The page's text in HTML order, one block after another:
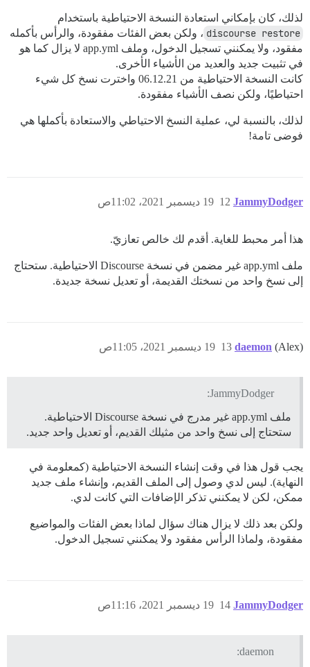
لذلك، كان بإمكاني استعادة النسخة الاحتياطية باستخدام
discourse restore ، ولكن بعض الفئات مفقودة، والرأس بأكمله
مفقود، ولا يمكنني تسجيل الدخول، وملف app.yml لا يزال كما هو
في تثبيت جديد والعديد من الأشياء الأخرى.
كانت النسخة الاحتياطية من 06.12.21 واخترت نسخ كل شيء
احتياطيًا، ولكن نصف الأشياء مفقودة.
لذلك، بالنسبة لي، عملية النسخ الاحتياطي والاستعادة بأكملها هي
فوضى تامة!
JammyDodger 19 ديسمبر 2021، 11:02ص 12
هذا أمر محبط للغاية. أقدم لك خالص تعازيّ.
ملف app.yml غير مضمن في نسخة Discourse الاحتياطية. ستحتاج
إلى نسخ واحد من نسختك القديمة، أو تعديل نسخة جديدة.
daemon (Alex) 19 ديسمبر 2021، 11:05ص 13
JammyDodger:
ملف app.yml غير مدرج في نسخة Discourse الاحتياطية.
ستحتاج إلى نسخ واحد من مثيلك القديم، أو تعديل واحد جديد.
يجب قول هذا في وقت إنشاء النسخة الاحتياطية (كمعلومة في
النهاية). ليس لدي وصول إلى الملف القديم، وإنشاء ملف جديد
ممكن، لكن لا يمكنني تذكر الإضافات التي كانت لدي.
ولكن بعد ذلك لا يزال هناك سؤال لماذا بعض الفئات والمواضيع
مفقودة، ولماذا الرأس مفقود ولا يمكنني تسجيل الدخول.
JammyDodger 19 ديسمبر 2021، 11:16ص 14
daemon: